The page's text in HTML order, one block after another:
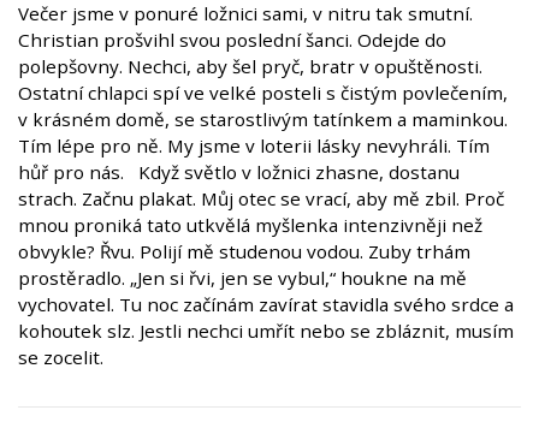
Večer jsme v ponuré ložnici sami, v nitru tak smutní.
Christian prošvihl svou poslední šanci. Odejde do
polepšovny. Nechci, aby šel pryč, bratr v opuštěnosti.
Ostatní chlapci spí ve velké posteli s čistým povlečením,
v krásném domě, se starostlivým tatínkem a maminkou.
Tím lépe pro ně. My jsme v loterii lásky nevyhráli. Tím
hůř pro nás. Když světlo v ložnici zhasne, dostanu
strach. Začnu plakat. Můj otec se vrací, aby mě zbil. Proč
mnou proniká tato utkvělá myšlenka intenzivněji než
obvykle? Řvu. Polijí mě studenou vodou. Zuby trhám
prostěradlo. „Jen si řvi, jen se vybul,“ houkne na mě
vychovatel. Tu noc začínám zavírat stavidla svého srdce a
kohoutek slz. Jestli nechci umřít nebo se zbláznit, musím
se zocelit.